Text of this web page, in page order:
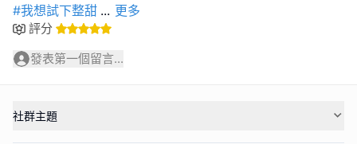
#我想試下整甜 ... 更多
評分
發表第一個留言...
社群主題